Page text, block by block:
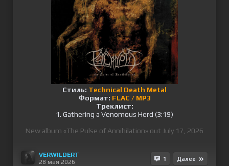
Стиль: Technical Death Metal
Формат: FLAC / MP3
Треклист:
1. Gathering a Venomous Herd (3:19)
New album «The Pulse of Annihilation» out July 17, 2026
VERWILDERT
28 мая 2026
1 Далее